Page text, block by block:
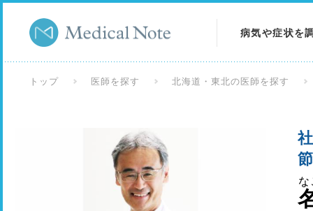
病気や症状を
検査を調べる
トップ 医師を探す 北海道・東北の医師を探す
な